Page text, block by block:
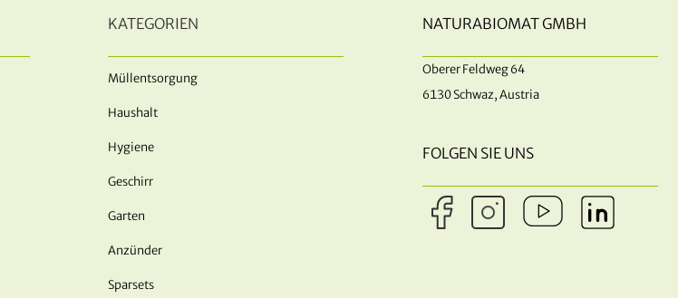
KATEGORIEN
Müllentsorgung
Haushalt
Hygiene
Geschirr
Garten
Anzünder
Sparsets
NATURABIOMAT GMBH
Oberer Feldweg 64
6130 Schwaz, Austria
FOLGEN SIE UNS